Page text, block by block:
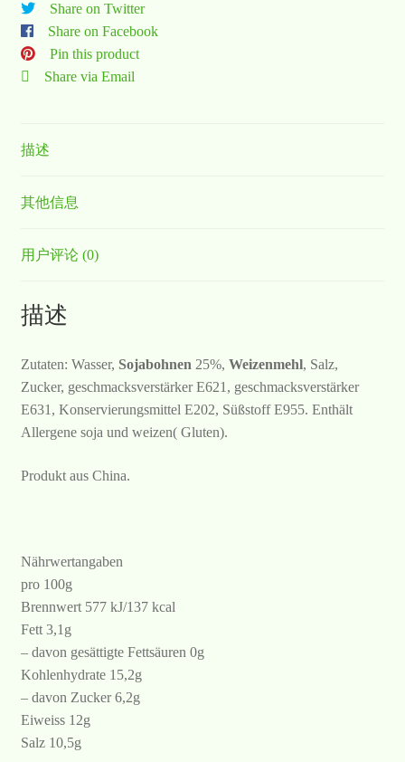
Share on Twitter
Share on Facebook
Pin this product
Share via Email
描述
其他信息
用户评论 (0)
描述
Zutaten: Wasser, Sojabohnen 25%, Weizenmehl, Salz,
Zucker, geschmacksverstärker E621, geschmacksverstärker
E631, Konservierungsmittel E202, Süßstoff E955. Enthält
Allergene soja und weizen( Gluten).
Produkt aus China.
Nährwertangaben
pro 100g
Brennwert 577 kJ/137 kcal
Fett 3,1g
– davon gesättigte Fettsäuren 0g
Kohlenhydrate 15,2g
– davon Zucker 6,2g
Eiweiss 12g
Salz 10,5g